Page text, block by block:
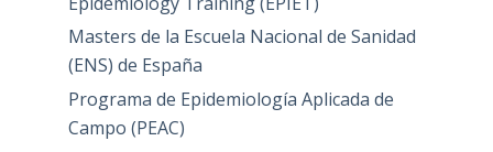
Masters de la Escuela Nacional de Sanidad
(ENS) de España
Programa de Epidemiología Aplicada de
Campo (PEAC)